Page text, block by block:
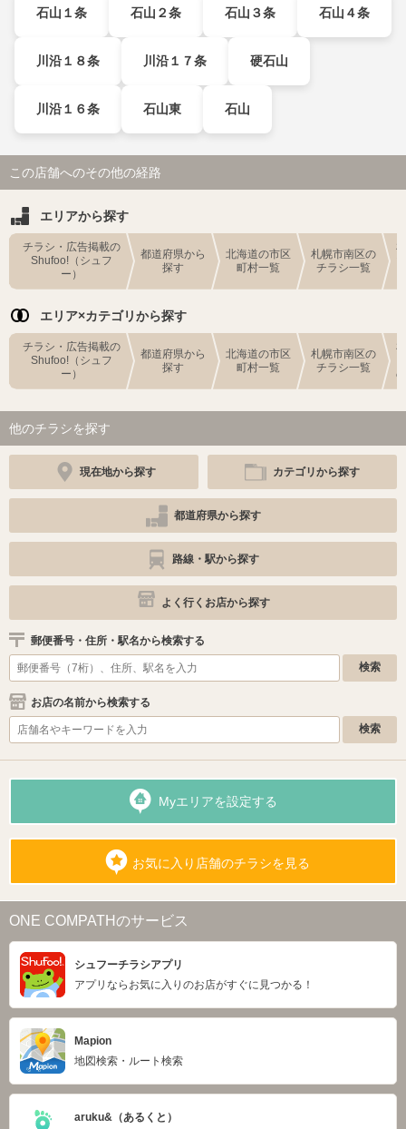
石山１条 石山２条 石山３条 石山４条
川沿１８条 川沿１７条 硬石山
川沿１６条 石山東 石山
この店舗へのその他の経路
エリアから探す
チラシ・広告掲載の
Shufoo!（シュフ
ー）
都道府県から
探す
北海道の市区
町村一覧
札幌市南区の
チラシ一覧
エリア×カテゴリから探す
チラシ・広告掲載の
Shufoo!（シュフ
ー）
都道府県から
探す
北海道の市区
町村一覧
札幌市南区の
チラシ一覧
他のチラシを探す
現在地から探す カテゴリから探す
都道府県から探す
路線・駅から探す
よく行くお店から探す
郵便番号・住所・駅名から検索する
お店の名前から検索する
Myエリアを設定する
お気に入り店舗のチラシを見る
ONE COMPATHのサービス
シュフーチラシアプリ
アプリならお気に入りのお店がすぐに見つかる！
Mapion
地図検索・ルート検索
aruku&（あるくと）